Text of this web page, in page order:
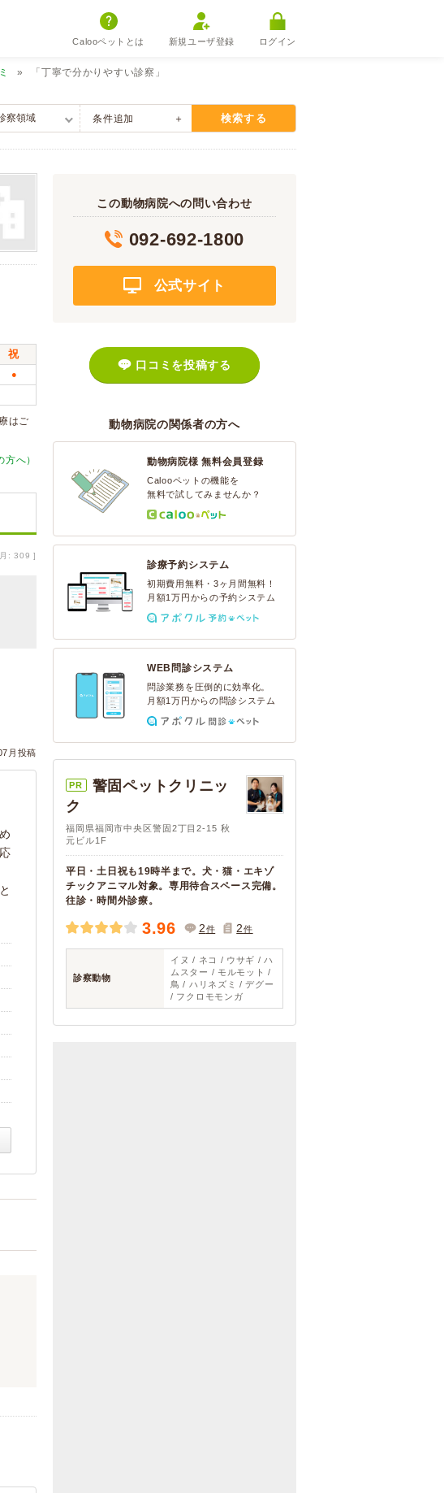
Calooペットとは 新規ユーザ登録 ログイン
「丁寧で分かりやすい診察」
条件追加 検索する
祝
●
はご
へ）
: 309 ]
月投稿
この動物病院への問い合わせ
092-692-1800
公式サイト
口コミを投稿する
動物病院の関係者の方へ
動物病院様 無料会員登録
Calooペットの機能を
無料で試してみませんか？
診療予約システム
初期費用無料・3ヶ月間無料！
月額1万円からの予約システム
WEB問診システム
問診業務を圧倒的に効率化。
月額1万円からの問診システム
PR
警固ペットクリニッ
ク
福岡県福岡市中央区警固2丁目2-15 秋
元ビル1F
平日・土日祝も19時半まで。犬・猫・エキゾ
チックアニマル対象。専用待合スペース完備。
往診・時間外診療。
3.96 2件 2件
診察動物
イヌ / ネコ / ウサギ / ハ
ムスター / モルモット /
鳥 / ハリネズミ / デグー
/ フクロモモンガ